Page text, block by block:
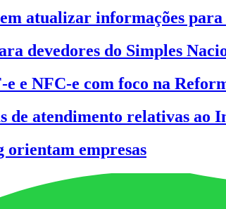
atualizar informações
devedores do Simples
e e NFC-e com foco na
atendimento relativas ao
empresas